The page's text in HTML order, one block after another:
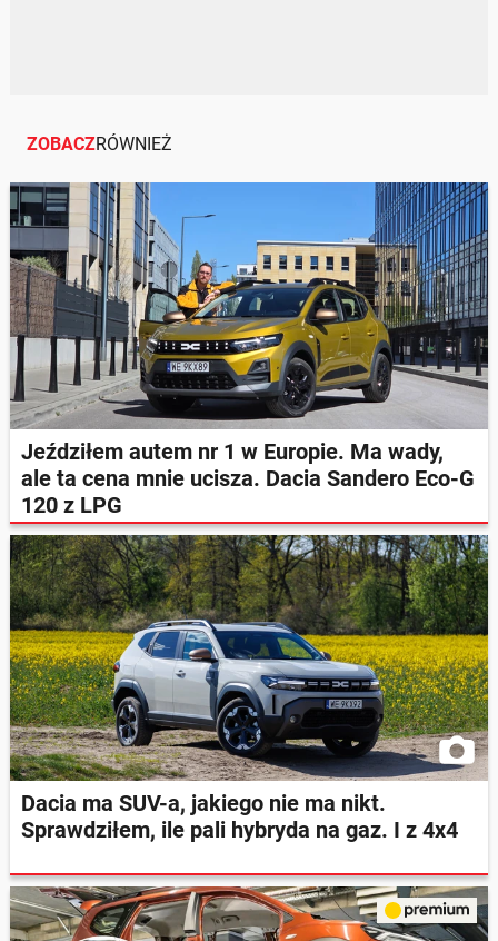
ZOBACZRÓWNIEŻ
Jeździłem autem nr 1 w Europie. Ma wady,
ale ta cena mnie ucisza. Dacia Sandero Eco-G
120 z LPG
Dacia ma SUV-a, jakiego nie ma nikt.
Sprawdziłem, ile pali hybryda na gaz. I z 4x4